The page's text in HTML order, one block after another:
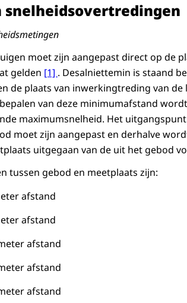
snelheidsovertredingen
moet zijn aangepast direct op de
gelden [1] . Desalniettemin is staand
de plaats van inwerkingtreding van
van deze minimumafstand
maximumsnelheid. Het
moet zijn aangepast en derhalve
uitgegaan van de uit het gebod
tussen gebod en meetplaats zijn:
afstand
afstand
afstand
afstand
afstand